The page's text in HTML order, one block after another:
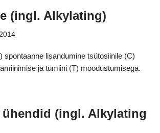
(ingl. Alkylating)
spontaanne lisandumine tsütosiinile (C)
ja tümiini (T) moodustumisega.
(ingl. Alkylating